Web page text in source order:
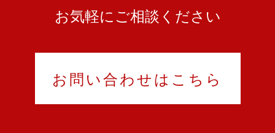
お気軽にご相談ください
お問い合わせはこちら